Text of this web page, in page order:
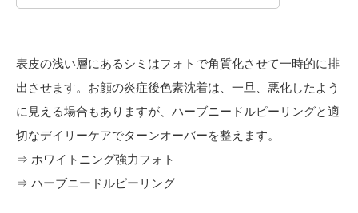
表皮の浅い層にあるシミはフォトで角質化させて一時的に排
出させます。お顔の炎症後色素沈着は、一旦、悪化したよう
に見える場合もありますが、ハーブニードルピーリングと適
切なデイリーケアでターンオーバーを整えます。
⇒ ホワイトニング強力フォト
⇒ ハーブニードルピーリング